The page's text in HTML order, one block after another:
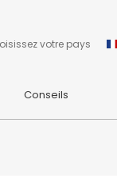
votre pays
Conseils